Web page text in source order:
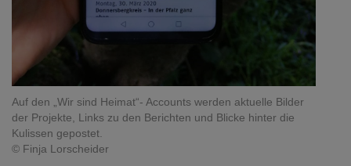
Auf den „Wir sind Heimat“- Accounts werden aktuelle Bilder
der Projekte, Links zu den Berichten und Blicke hinter die
Kulissen gepostet.
© Finja Lorscheider